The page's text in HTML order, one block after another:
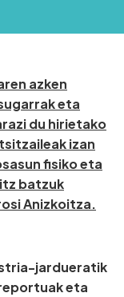
azken
eta
du hirietako
izan
fisiko eta
batzuk
Anizkoitza.
jardueratik
eta